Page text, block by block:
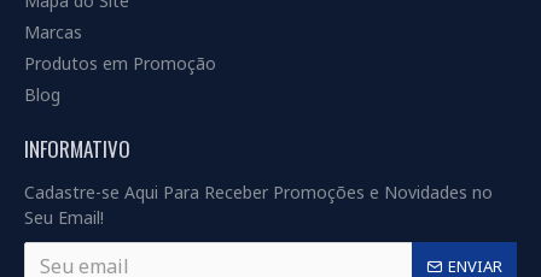
Marcas
Produtos em Promoção
Blog
INFORMATIVO
Cadastre-se Aqui Para Receber Promoções e Novidades no
Seu Email!
ENVIAR